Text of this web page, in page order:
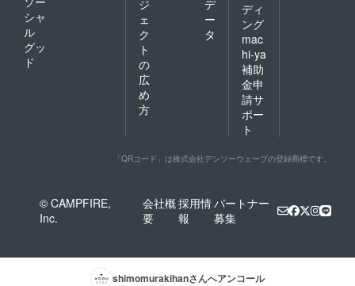
シャ
ル
グッ
ド
ジ
ェ
ク
ト
の
広
め
方
デ
ー
タ
ディ
ング
mac
hi-ya
補助
金申
請サ
ポー
ト
「QRコード」は株式会社デンソーウェーブの登録商標です。
© CAMPFIRE,
Inc.
会社概
要
採用情
報
パートナー
募集
shimomurakihanさんへアンコール